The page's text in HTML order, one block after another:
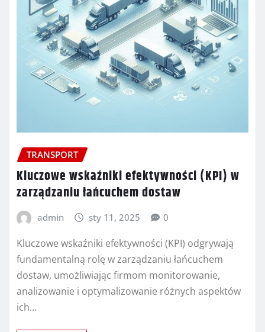
TRANSPORT
Kluczowe wskaźniki efektywności (KPI) w
zarządzaniu łańcuchem dostaw
admin sty 11, 2025 0
Kluczowe wskaźniki efektywności (KPI) odgrywają
fundamentalną rolę w zarządzaniu łańcuchem
dostaw, umożliwiając firmom monitorowanie,
analizowanie i optymalizowanie różnych aspektów
ich…